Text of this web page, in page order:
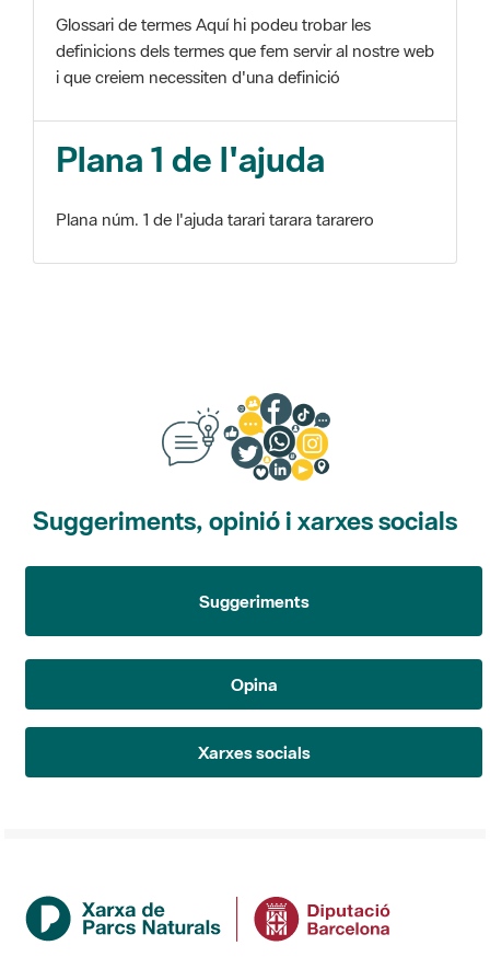
Glossari de termes Aquí hi podeu trobar les
definicions dels termes que fem servir al nostre web
i que creiem necessiten d'una definició
Plana 1 de l'ajuda
Plana núm. 1 de l'ajuda tarari tarara tararero
Suggeriments, opinió i xarxes socials
Suggeriments
Opina
Xarxes socials